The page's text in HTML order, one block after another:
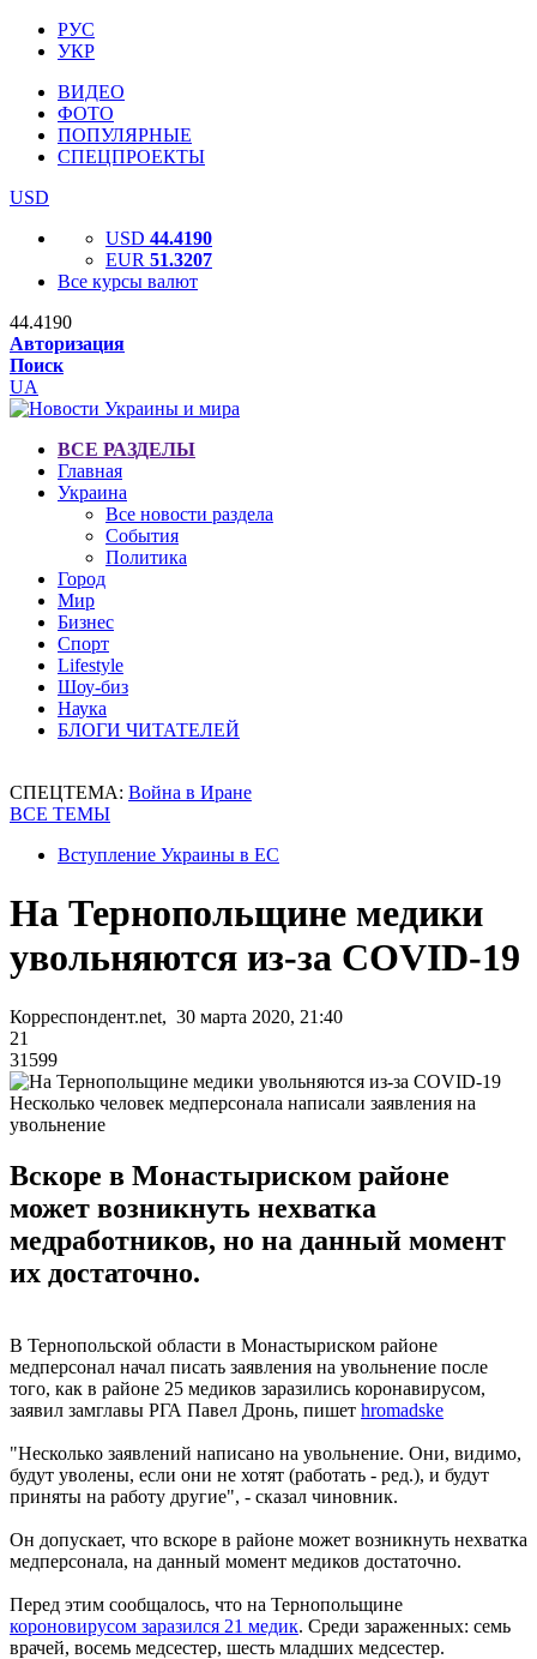
РУС
УКР
ВИДЕО
ФОТО
ПОПУЛЯРНЫЕ
СПЕЦПРОЕКТЫ
USD
USD 44.4190
EUR 51.3207
Все курсы валют
44.4190
Авторизация
Поиск
UA
ВСЕ РАЗДЕЛЫ
Главная
Украина
Все новости раздела
События
Политика
Город
Мир
Бизнес
Спорт
Lifestyle
Шоу-биз
Наука
БЛОГИ ЧИТАТЕЛЕЙ
СПЕЦТЕМА: Война в Иране
ВСЕ ТЕМЫ
Вступление Украины в ЕС
На Тернопольщине медики
увольняются из-за COVID-19
Корреспондент.net, 30 марта 2020, 21:40
21
31599
Несколько человек медперсонала написали заявления на
увольнение
Вскоре в Монастыриском районе
может возникнуть нехватка
медработников, но на данный момент
их достаточно.
В Тернопольской области в Монастыриском районе
медперсонал начал писать заявления на увольнение после
того, как в районе 25 медиков заразились коронавирусом,
заявил замглавы РГА Павел Дронь, пишет hromadske
"Несколько заявлений написано на увольнение. Они, видимо,
будут уволены, если они не хотят (работать - ред.), и будут
приняты на работу другие", - сказал чиновник.
Он допускает, что вскоре в районе может возникнуть нехватка
медперсонала, на данный момент медиков достаточно.
Перед этим сообщалось, что на Тернопольщине
короновирусом заразился 21 медик. Среди зараженных: семь
врачей, восемь медсестер, шесть младших медсестер.